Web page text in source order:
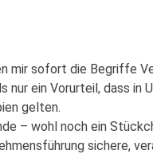
mir sofort die Begriffe
nur ein Vorurteil, dass in
gelten.
– wohl noch ein
sichere,